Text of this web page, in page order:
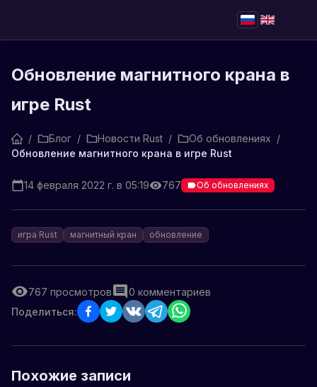
Обновление магнитного крана в
игре Rust
/ Блог / Новости Rust / Об обновлениях /
Обновление магнитного крана в игре Rust
14 февраля 2022 г. в 05:19 767 Об обновлениях
игра Rust магнитный кран обновление
767 просмотров 0 комментариев
Поделиться:
Похожие записи